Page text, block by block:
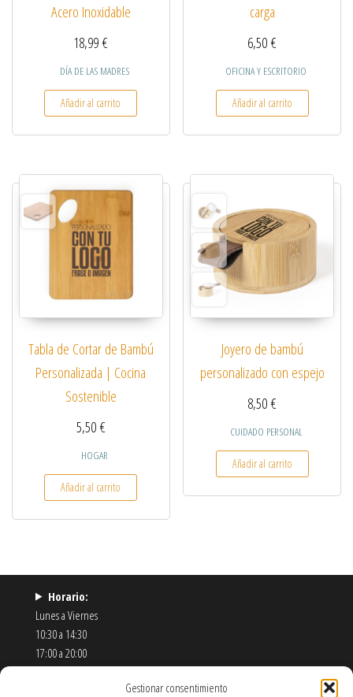
Gestionar consentimiento
Acero Inoxidable
18,99€
DÍA DE LAS MADRES
Añadir al carrito
carga
6,50€
OFICINA Y ESCRITORIO
Añadir al carrito
Tabla de Cortar de Bambú
Personalizada | Cocina
Sostenible
5,50€
HOGAR
Añadir al carrito
Joyero de bambú
personalizado con espejo
8,50€
CUIDADO PERSONAL
Añadir al carrito
Horario:
Lunes a Viernes
10:30 a 14:30
17:00 a 20:00
Sábados